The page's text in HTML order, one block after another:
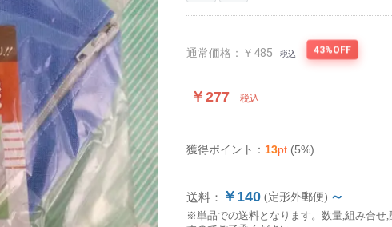
通常価格：￥485 税込 43%OFF
￥277 税込
獲得ポイント： 13pt (5%)
送料： ￥140 (定形外郵便) ～
※単品での送料となります。数量,組み合せ